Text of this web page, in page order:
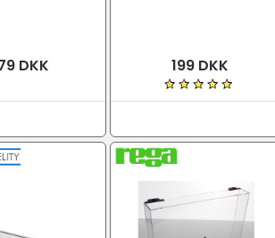
DKK 199 DKK